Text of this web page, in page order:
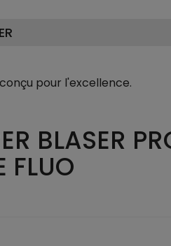
pour l'excellence.
BLASER
FLUO